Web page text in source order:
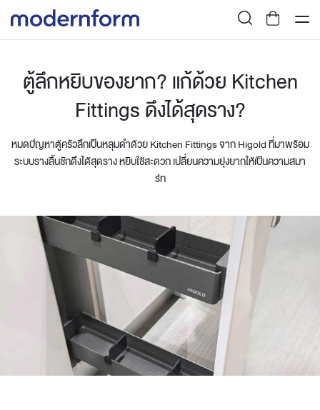
ตู้ลึกหยิบของยาก? แก้ด้วย Kitchen
Fittings ดึงได้สุดราง?
หมดปัญหาตู้ครัวลึกเป็นหลุมดำด้วย Kitchen Fittings จาก Higold ที่มาพร้อม
ระบบรางลิ้นชักดึงได้สุดราง หยิบใช้สะดวก เปลี่ยนความยุ่งยากให้เป็นความสมา
ร์ท